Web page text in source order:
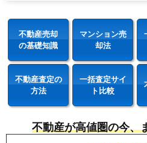
不動産売却
の基礎知識
マンション売
却法
不動産査定の
方法
一括査定サイ
ト比較
不動産が高値圏の今、